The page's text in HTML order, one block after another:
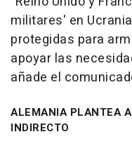
militares' en
protegidas para
apoyar las
añade el
ALEMANIA PLANTEA
INDIRECTO